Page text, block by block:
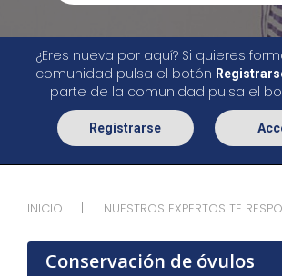
¿Eres nueva por aquí? Si quieres
comunidad pulsa el botón
parte de la comunidad pulsa el
Registrarse
INICIO NUESTROS EXPERTOS TE
Conservación de óvulos